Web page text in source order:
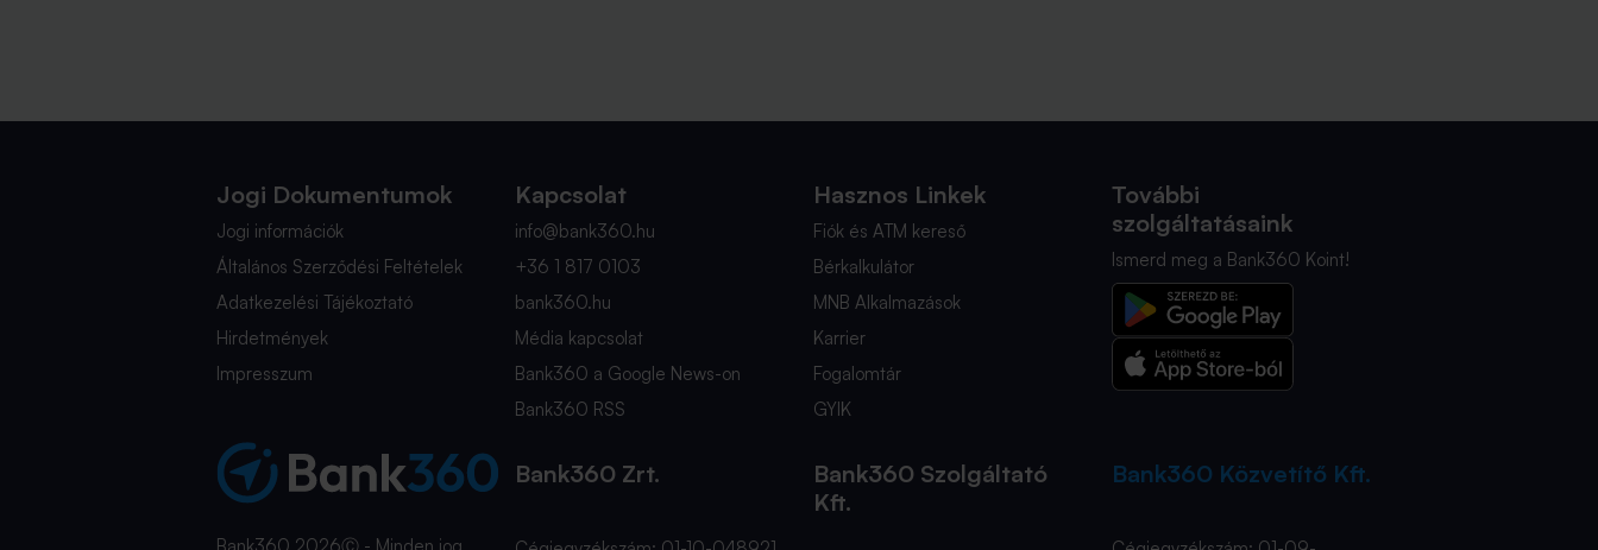
Jogi Dokumentumok
Jogi információk
Általános Szerződési Feltételek
Adatkezelési Tájékoztató
Hirdetmények
Impresszum
Kapcsolat
info@bank360.hu
+36 1 817 0103
bank360.hu
Média kapcsolat
Bank360 a Google News-on
Bank360 RSS
Hasznos Linkek
Fiók és ATM kereső
Bérkalkulátor
MNB Alkalmazások
Karrier
Fogalomtár
GYIK
További
szolgáltatásaink
Ismerd meg a Bank360 Koint!
Bank360 Zrt.
Bank360 Szolgáltató
Kft.
Bank360 Közvetítő Kft.